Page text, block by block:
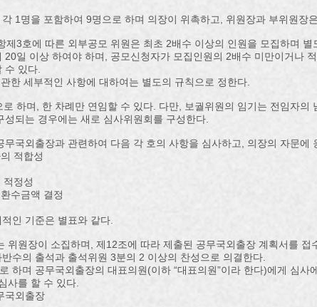
1명을 포함하여 9명으로 하며 의장이 위촉하고, 위원장과 부위원장
3호에 따른 외부공모 위원은 최초 2배수 이상의 인원을 모집하며 별
일 이상 하여야 하며, 공모신청자가 모집인원의 2배수 미만이거나
수 있다.
한 세부적인 사항에 대하여는 별도의 규칙으로 정한다.
하며, 한 차례만 연임할 수 있다. 다만, 보궐위원의 임기는 전임자의
되는 경우에는 새로 심사위원회를 구성한다.
국외출장과 관련하여 다음 각 호의 사항을 심사하고, 의장의 자문에
적합성
정성
수금액 결정
인 기준은 별표와 같다.
원장이 소집하며, 제12조에 따라 제출된 공무국외출장 계획서를 접
수의 출석과 출석위원 3분의 2 이상의 찬성으로 의결한다.
하며 공무국외출장의 대표의원(이하 “대표의원”이라 한다)에게 심사
사를 할 수 있다.
국외출장